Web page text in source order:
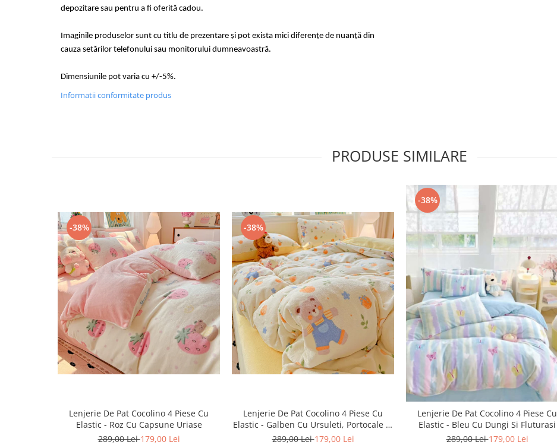
depozitare sau pentru a fi oferită cadou.
Imaginile produselor sunt cu titlu de prezentare și pot exista mici diferențe de nuanță din
cauza setărilor telefonului sau monitorului dumneavoastră.
Dimensiunile pot varia cu +/-5%.
Informatii conformitate produs
PRODUSE SIMILARE
-38%
Lenjerie De Pat Cocolino 4 Piese Cu
Elastic - Roz Cu Capsune Uriase
289,00 Lei179,00 Lei
-38%
Lenjerie De Pat Cocolino 4 Piese Cu
Elastic - Galben Cu Ursuleti, Portocale Si
Floricele
289,00 Lei179,00 Lei
-38%
Lenjerie De Pat Cocolino 4 Piese Cu
Elastic - Bleu Cu Dungi Si Fluturasi
289,00 Lei179,00 Lei